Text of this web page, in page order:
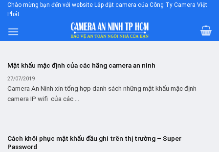
Skip
content
Chào mừng bạn đến với website Lắp đặt camera của Công Ty Camera Việt
Phát
Mật khẩu mặc định của các hãng camera an ninh
27/07/2019
Camera An Ninh xin tổng hợp danh sách những mật khẩu mặc định
camera IP wifi của các ...
Cách khôi phục mật khẩu đầu ghi trên thị trường – Super
Password